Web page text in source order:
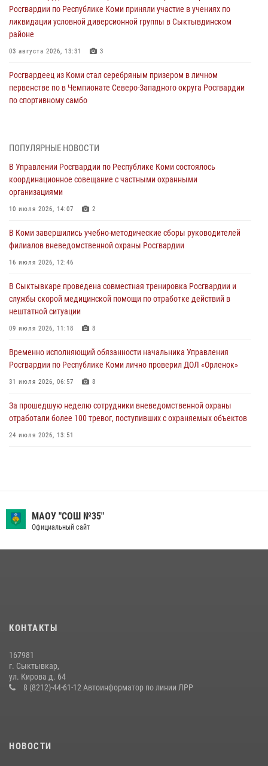
Росгвардии по Республике Коми приняли участие в учениях по
ликвидации условной диверсионной группы в Сыктывдинском
районе
03 августа 2026, 13:31 3
Росгвардеец из Коми стал серебряным призером в личном
первенстве по в Чемпионате Северо-Западного округа Росгвардии
по спортивному самбо
законодательстве в сфере оборота оружия и продолжают изымать
оружие за нарушения
02 августа 2026, 06:17
В Койгородском районе местный житель обратился в Росгвардию
31 июля 2026, 10:55
Временно исполняющий обязанности начальника Управления
31 июля 2026, 06:57 8
В Усинске росгвардейцы оперативно отработали план «Квартал»
30 июля 2026, 13:53
В Санкт-Петербурге прошел окружной этап ежегодного
Всероссийского конкурса профессионального мастерства среди
сотрудников вневедомственной охраны Росгвардии
ПОПУЛЯРНЫЕ НОВОСТИ
В Управлении Росгвардии по Республике Коми состоялось
координационное совещание с частными охранными
организациями
10 июля 2026, 14:07 2
В Коми завершились учебно-методические сборы руководителей
филиалов вневедомственной охраны Росгвардии
16 июля 2026, 12:46
В Сыктывкаре проведена совместная тренировка Росгвардии и
службы скорой медицинской помощи по отработке действий в
нештатной ситуации
09 июля 2026, 11:18 8
Временно исполняющий обязанности начальника Управления
Росгвардии по Республике Коми лично проверил ДОЛ «Орленок»
31 июля 2026, 06:57 8
За прошедшую неделю сотрудники вневедомственной охраны
отработали более 100 тревог, поступивших с охраняемых объектов
24 июля 2026, 13:51
В Сыктывкаре состоялась торжественная присяга для
военнослужащих по призыву в Центре подготовки личного состава
В Усть-Вымском районе росгвардейцы задержала необычного
14 июля 2026, 11:49
В Коми за неделю росгвардейцы изъяли 44 единицы охотничьего
МАОУ "СОШ №35"
Официальный сайт
КОНТАКТЫ
167981
г. Сыктывкар,
ул. Кирова д. 64
8 (8212)-44-61-12 Автоинформатор по линии ЛРР
НОВОСТИ